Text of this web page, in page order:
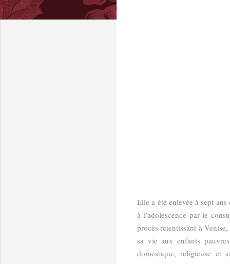
Elle a été enlevée à sept
à l'adolescence par le
procès retentissant à
sa vie aux enfants
domestique, religieuse et